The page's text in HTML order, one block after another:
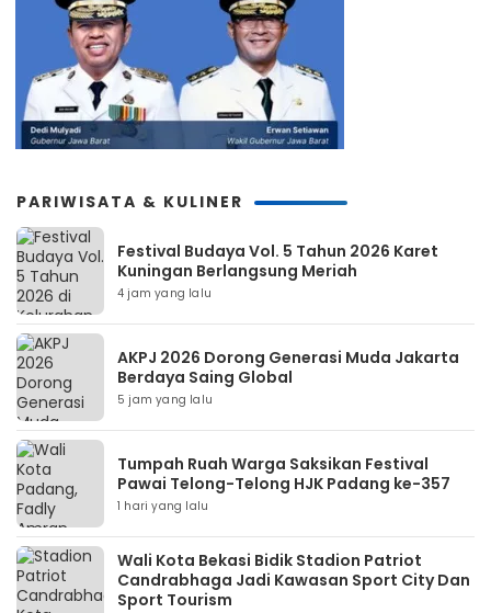
PARIWISATA & KULINER
Festival Budaya Vol. 5 Tahun 2026 Karet
Kuningan Berlangsung Meriah
4 jam yang lalu
AKPJ 2026 Dorong Generasi Muda Jakarta
Berdaya Saing Global
5 jam yang lalu
Tumpah Ruah Warga Saksikan Festival
Pawai Telong-Telong HJK Padang ke-357
1 hari yang lalu
Wali Kota Bekasi Bidik Stadion Patriot
Candrabhaga Jadi Kawasan Sport City Dan
Sport Tourism